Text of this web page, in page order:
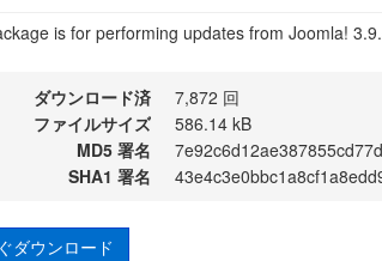
is for performing updates from Joomla!
ダウンロード済
7,872 回
ファイルサイズ
586.14 kB
MD5 署名
SHA1 署名
ダウンロード